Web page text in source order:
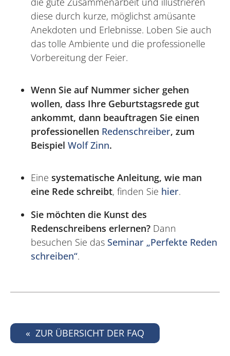
diese durch kurze, möglichst amüsante
Anekdoten und Erlebnisse. Loben Sie auch
das tolle Ambiente und die professionelle
Vorbereitung der Feier.
Wenn Sie auf Nummer sicher gehen
wollen, dass Ihre Geburtstagsrede gut
ankommt, dann beauftragen Sie einen
professionellen Redenschreiber, zum
Beispiel Wolf Zinn.
Eine systematische Anleitung, wie man
eine Rede schreibt, finden Sie hier.
Sie möchten die Kunst des
Redenschreibens erlernen? Dann
besuchen Sie das Seminar „Perfekte Reden
schreiben“.
ZUR ÜBERSICHT DER FAQ